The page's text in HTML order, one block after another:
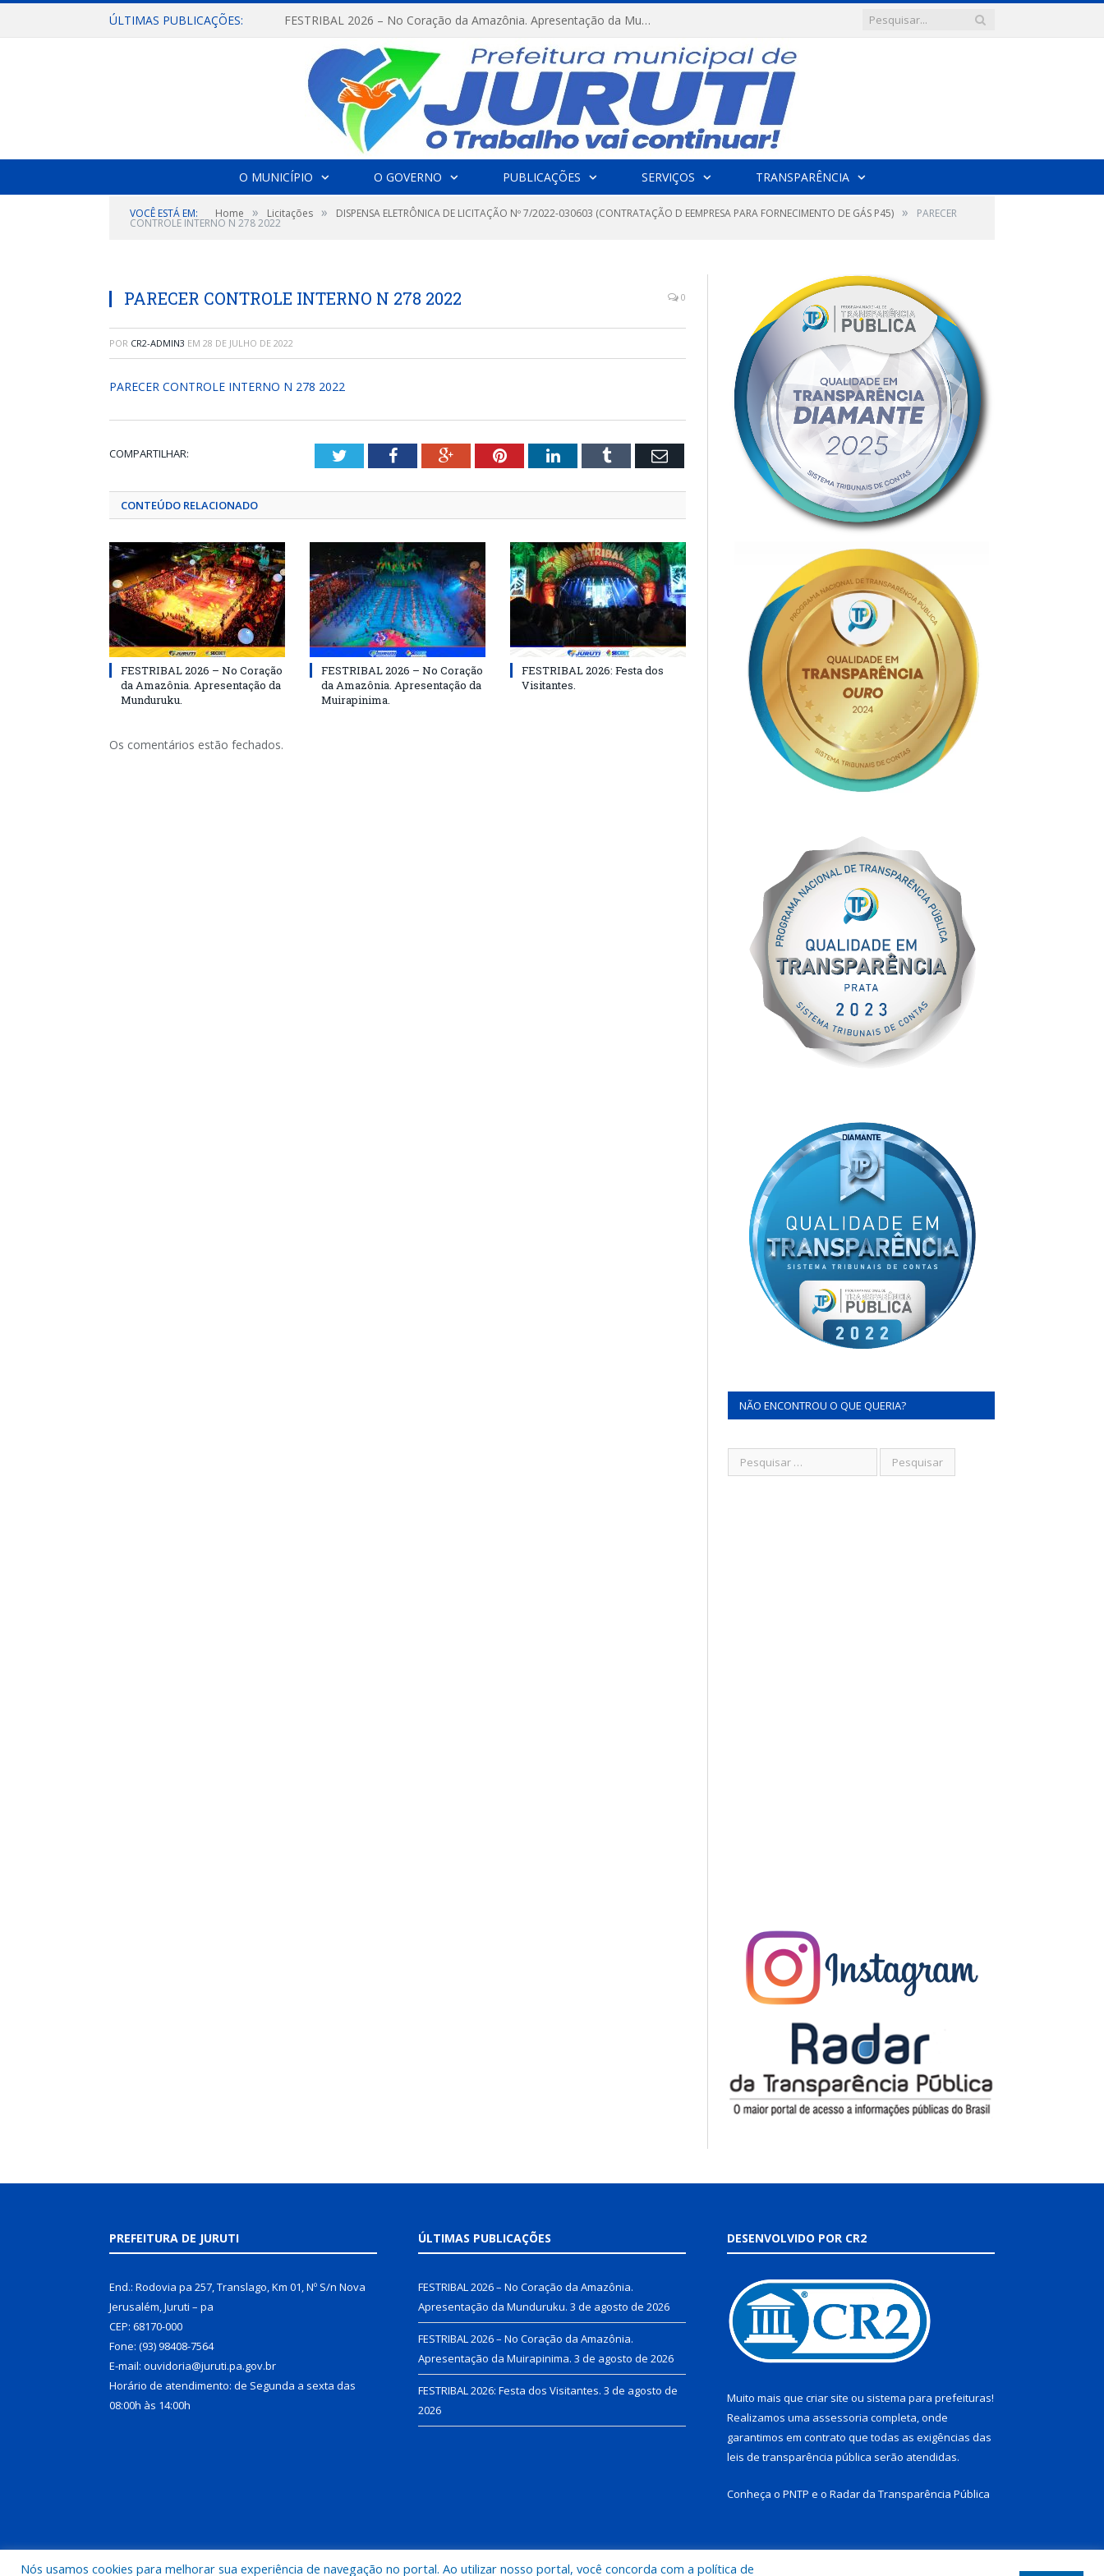
ÚLTIMAS PUBLICAÇÕES: FESTRIBAL 2026 – No Coração da Amazônia. Apresentação da Munduruku.
O MUNICÍPIO O GOVERNO PUBLICAÇÕES SERVIÇOS TRANSPARÊNCIA
VOCÊ ESTÁ EM: Home » Licitações » DISPENSA ELETRÔNICA DE LICITAÇÃO Nº 7/2022-030603 (CONTRATAÇÃO D EEMPRESA PARA FORNECIMENTO DE GÁS P45) » PARECER
CONTROLE INTERNO N 278 2022
PARECER CONTROLE INTERNO N 278 2022 0
POR CR2-ADMIN3 EM 28 DE JULHO DE 2022
PARECER CONTROLE INTERNO N 278 2022
COMPARTILHAR: TwitterFacebookGoogle+PinterestLinkedInTumblr Email
CONTEÚDO RELACIONADO
FESTRIBAL 2026 – No Coração
da Amazônia. Apresentação da
Munduruku.
FESTRIBAL 2026 – No Coração
da Amazônia. Apresentação da
Muirapinima.
FESTRIBAL 2026: Festa dos
Visitantes.
Os comentários estão fechados.
NÃO ENCONTROU O QUE QUERIA?
PREFEITURA DE JURUTI
End.: Rodovia pa 257, Translago, Km 01, Nº S/n Nova
Jerusalém, Juruti – pa
CEP: 68170-000
Fone: (93) 98408-7564
E-mail: ouvidoria@juruti.pa.gov.br
Horário de atendimento: de Segunda a sexta das
08:00h às 14:00h
ÚLTIMAS PUBLICAÇÕES
FESTRIBAL 2026 – No Coração da Amazônia.
Apresentação da Munduruku. 3 de agosto de 2026
FESTRIBAL 2026 – No Coração da Amazônia.
Apresentação da Muirapinima. 3 de agosto de 2026
FESTRIBAL 2026: Festa dos Visitantes. 3 de agosto de
2026
DESENVOLVIDO POR CR2
Muito mais que criar site ou sistema para prefeituras!
Realizamos uma assessoria completa, onde
garantimos em contrato que todas as exigências das
leis de transparência pública serão atendidas.
Conheça o PNTP e o Radar da Transparência Pública
Nós usamos cookies para melhorar sua experiência de navegação no portal. Ao utilizar nosso portal, você concorda com a política de